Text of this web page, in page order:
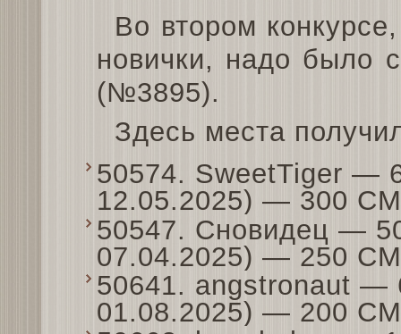
Во втором
новички, надо было
(№3895).
Здесь места
50574. SweetTiger —
12.05.2025) — 300
50547. Сновидец —
07.04.2025) — 250
50641. angstronaut —
01.08.2025) — 200